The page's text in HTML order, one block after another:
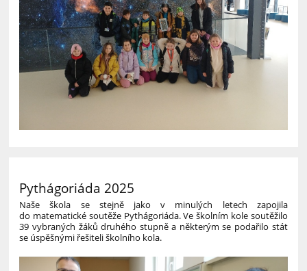
Pythágoriáda 2025
Naše škola se stejně jako v minulých letech zapojila
do matematické soutěže Pythágoriáda. Ve školním kole soutěžilo
39 vybraných žáků druhého stupně a některým se podařilo stát
se úspěšnými řešiteli školního kola.